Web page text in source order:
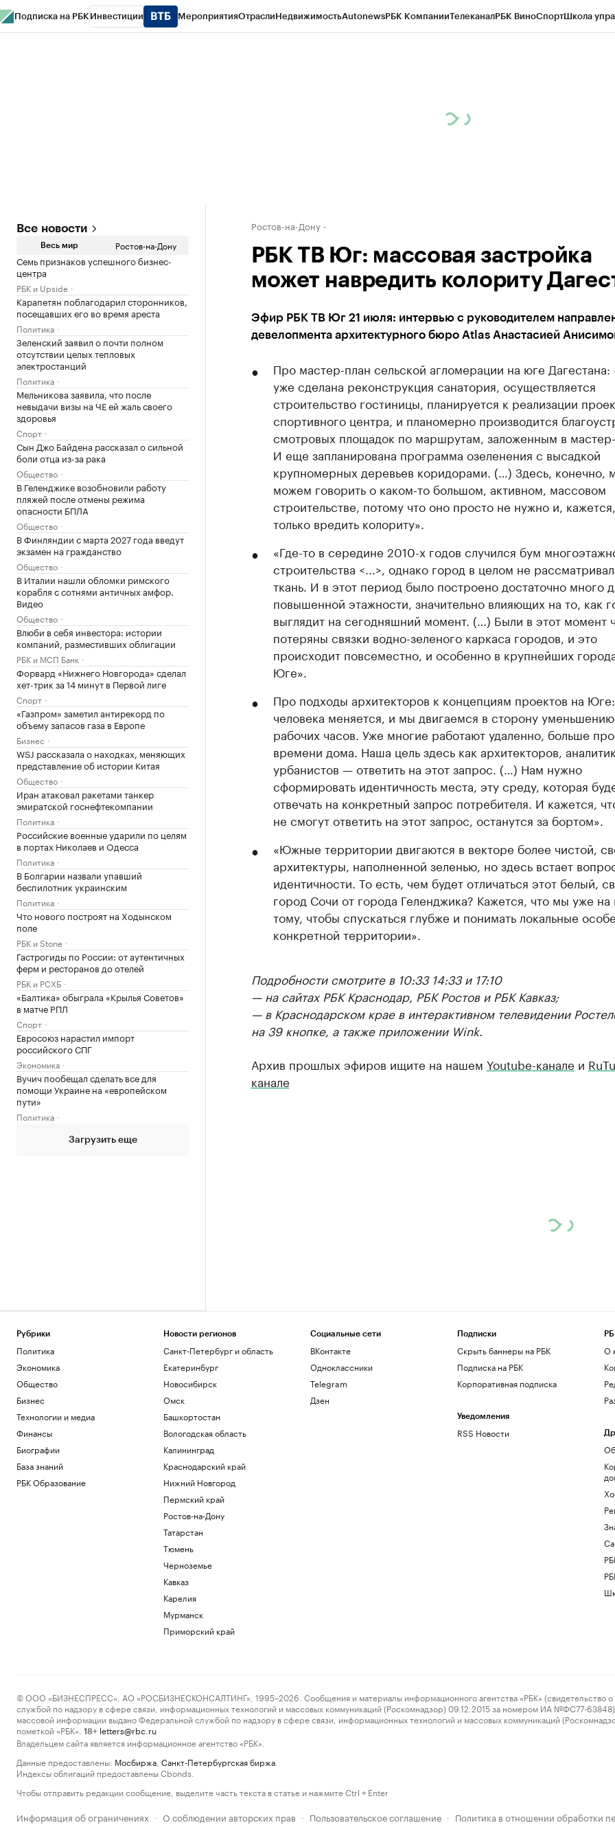
Подписка на РБК Инвестиции МероприятияОтраслиНедвижимостьAutonewsРБК КомпанииТелеканалРБК ВиноСпортШкола
Все новости
Весь мир Ростов-на-Дону
Семь признаков успешного бизнес-
центра
РБК и Upside
Карапетян поблагодарил сторонников,
посещавших его во время ареста
Политика
Зеленский заявил о почти полном
отсутствии целых тепловых
электростанций
Политика
Мельникова заявила, что после
невыдачи визы на ЧЕ ей жаль своего
здоровья
Спорт
Сын Джо Байдена рассказал о сильной
боли отца из-за рака
Общество
В Геленджике возобновили работу
пляжей после отмены режима
опасности БПЛА
Общество
В Финляндии с марта 2027 года введут
экзамен на гражданство
Общество
В Италии нашли обломки римского
корабля с сотнями античных амфор.
Видео
Общество
Влюби в себя инвестора: истории
компаний, разместивших облигации
РБК и МСП Банк
Форвард «Нижнего Новгорода» сделал
хет-трик за 14 минут в Первой лиге
Спорт
«Газпром» заметил антирекорд по
объему запасов газа в Европе
Бизнес
WSJ рассказала о находках, меняющих
представление об истории Китая
Общество
Иран атаковал ракетами танкер
эмиратской госнефтекомпании
Политика
Российские военные ударили по целям
в портах Николаев и Одесса
Политика
В Болгарии назвали упавший
беспилотник украинским
Политика
Что нового построят на Ходынском
поле
РБК и Stone
Гастрогиды по России: от аутентичных
ферм и ресторанов до отелей
РБК и РСХБ
«Балтика» обыграла «Крылья Советов»
в матче РПЛ
Спорт
Евросоюз нарастил импорт
российского СПГ
Экономика
Вучич пообещал сделать все для
помощи Украине на «европейском
пути»
Политика
Загрузить еще
Ростов-на-Дону
РБК ТВ Юг: массовая застройка
может навредить колориту
Эфир РБК ТВ Юг 21 июля: интервью с руководителем
девелопмента архитектурного бюро Atlas Анастасией
Про мастер-план сельской агломерации на юге Дагестана:
уже сделана реконструкция санатория, осуществляется
строительство гостиницы, планируется к реализации
спортивного центра, и планомерно производится
смотровых площадок по маршрутам, заложенным в мастер-
И еще запланирована программа озеленения с высадкой
крупномерных деревьев коридорами. (…) Здесь, конечно,
можем говорить о каком-то большом, активном, массовом
строительстве, потому что оно просто не нужно и,
только вредить колориту».
«Где-то в середине 2010-х годов случился бум
строительства <...>, однако город в целом не
ткань. И в этот период было построено достаточно много
повышенной этажности, значительно влияющих на то, как
выглядит на сегодняшний момент. (…) Были в этот момент
потеряны связки водно-зеленого каркаса городов, и это
происходит повсеместно, и особенно в крупнейших
Юге».
Про подходы архитекторов к концепциям проектов на
человека меняется, и мы двигаемся в сторону уменьшению
рабочих часов. Уже многие работают удаленно, больше
времени дома. Наша цель здесь как архитекторов,
урбанистов — ответить на этот запрос. (…) Нам нужно
сформировать идентичность места, эту среду, которая
отвечать на конкретный запрос потребителя. И кажется,
не смогут ответить на этот запрос, останутся за бортом».
«Южные территории двигаются в векторе более чистой,
архитектуры, наполненной зеленью, но здесь встает
идентичности. То есть, чем будет отличаться этот белый,
город Сочи от города Геленджика? Кажется, что мы уже на
тому, чтобы спускаться глубже и понимать локальные
конкретной территории».
Подробности смотрите в 10:33 14:33 и 17:10
— на сайтах РБК Краснодар, РБК Ростов и РБК Кавказ;
— в Краснодарском крае в интерактивном телевидении
на 39 кнопке, а также приложении Wink.
Архив прошлых эфиров ищите на нашем Youtube-канале и
канале
Рубрики
Политика
Экономика
Общество
Бизнес
Технологии и медиа
Финансы
Биографии
База знаний
РБК Образование
Новости регионов
Санкт-Петербург и область
Екатеринбург
Новосибирск
Омск
Башкортостан
Вологодская область
Калининград
Краснодарский край
Нижний Новгород
Пермский край
Ростов-на-Дону
Татарстан
Тюмень
Черноземье
Кавказ
Карелия
Мурманск
Приморский край
Социальные сети
ВКонтакте
Одноклассники
Telegram
Дзен
Подписки
Скрыть баннеры на РБК
Подписка на РБК
Корпоративная подписка
Уведомления
RSS Новости
О
© ООО «БИЗНЕСПРЕСС», АО «РОСБИЗНЕСКОНСАЛТИНГ», 1995–2026. Сообщения и материалы информационного агентства «РБК» (свидетельство о
службой по надзору в сфере связи, информационных технологий и массовых коммуникаций (Роскомнадзор) 09.12.2015 за номером ИА №ФС77-63848)
массовой информации выдано Федеральной службой по надзору в сфере связи, информационных технологий и массовых коммуникаций
пометкой «РБК».
18+ letters@rbc.ru
Владельцем сайта является информационное агентство «РБК».
Данные предоставлены: Мосбиржа Санкт-Петербургская биржа
Индексы облигаций предоставлены Cbonds.
Чтобы отправить редакции сообщение, выделите часть текста в статье и нажмите Ctrl + Enter
Информация об ограничениях · О соблюдении авторских прав · Пользовательское соглашение · Политика в отношении обработки